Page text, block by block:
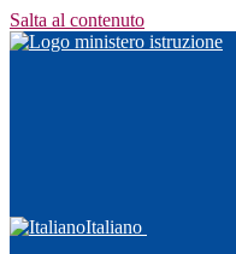
Salta al contenuto
Italiano